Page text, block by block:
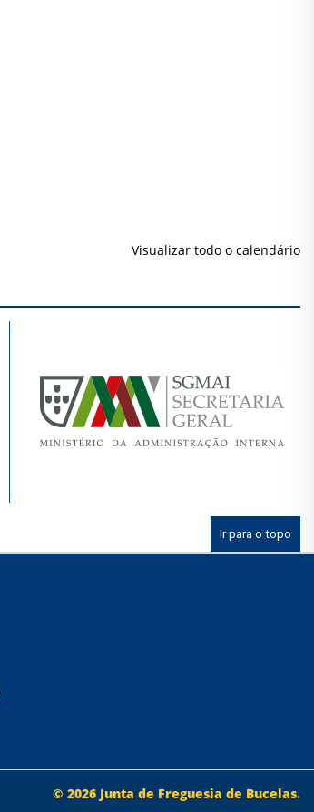
Visualizar todo o calendário
Ir para o topo
© 2026 Junta de Freguesia de Bucelas.